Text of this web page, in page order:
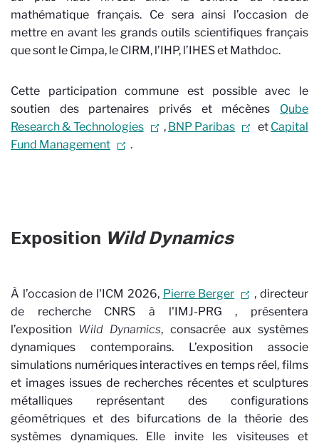
mathématique français. Ce sera ainsi l’occasion de
mettre en avant les grands outils scientifiques français
que sont le Cimpa, le CIRM, l’IHP, l’IHES et Mathdoc.
Cette participation commune est possible avec le
soutien des partenaires privés et mécènes Qube
Research & Technologies
, BNP Paribas et Capital
Fund Management
.
Exposition Wild Dynamics
À l’occasion de l'ICM 2026, Pierre Berger
, directeur
de recherche CNRS à l'IMJ-PRG
, présentera
l’exposition Wild Dynamics, consacrée aux systèmes
dynamiques contemporains. L’exposition associe
simulations numériques interactives en temps réel, films
et images issues de recherches récentes et sculptures
métalliques représentant des configurations
géométriques et des bifurcations de la théorie des
systèmes dynamiques. Elle invite les visiteuses et